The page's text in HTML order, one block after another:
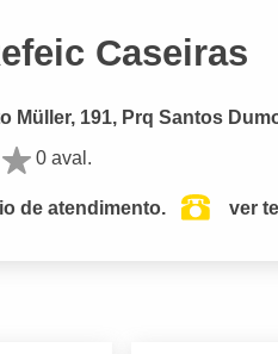
Caseiras
Müller, 191, Prq Santos
0 aval.
de atendimento. ver